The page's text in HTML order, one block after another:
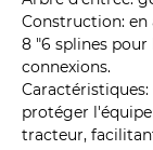
Construction: en
8 "6 splines
connexions.
protéger
tracteur,